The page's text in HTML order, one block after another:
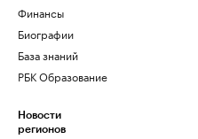
Финансы
Биографии
База знаний
РБК Образование
Новости
регионов